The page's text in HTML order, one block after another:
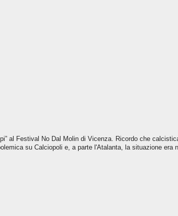
al Festival No Dal Molin di Vicenza. Ricordo che
su Calciopoli e, a parte l'Atalanta, la situazione era